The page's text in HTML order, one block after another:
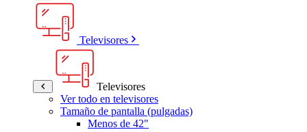
Televisores
Televisores
Ver todo en televisores
Tamaño de pantalla (pulgadas)
Menos de 42"